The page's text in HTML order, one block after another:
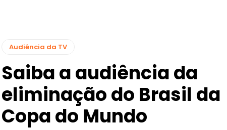
Audiência da TV
Saiba a audiência da
eliminação do Brasil da
Copa do Mundo